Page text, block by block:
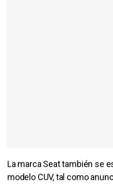
La marca Seat también se
modelo CUV, tal como